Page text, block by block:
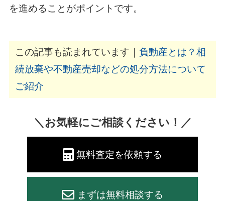
を進めることがポイントです。
この記事も読まれています｜ 負動産とは？相
続放棄や不動産売却などの処分方法について
ご紹介
＼お気軽にご相談ください！／
無料査定を依頼する
まずは無料相談する